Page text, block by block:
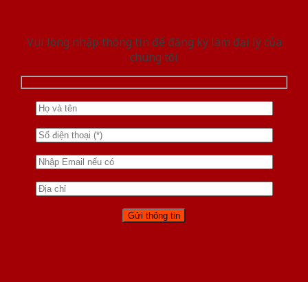
Vui lòng nhập thông tin để đăng ký làm đại lý của
chúng tôi